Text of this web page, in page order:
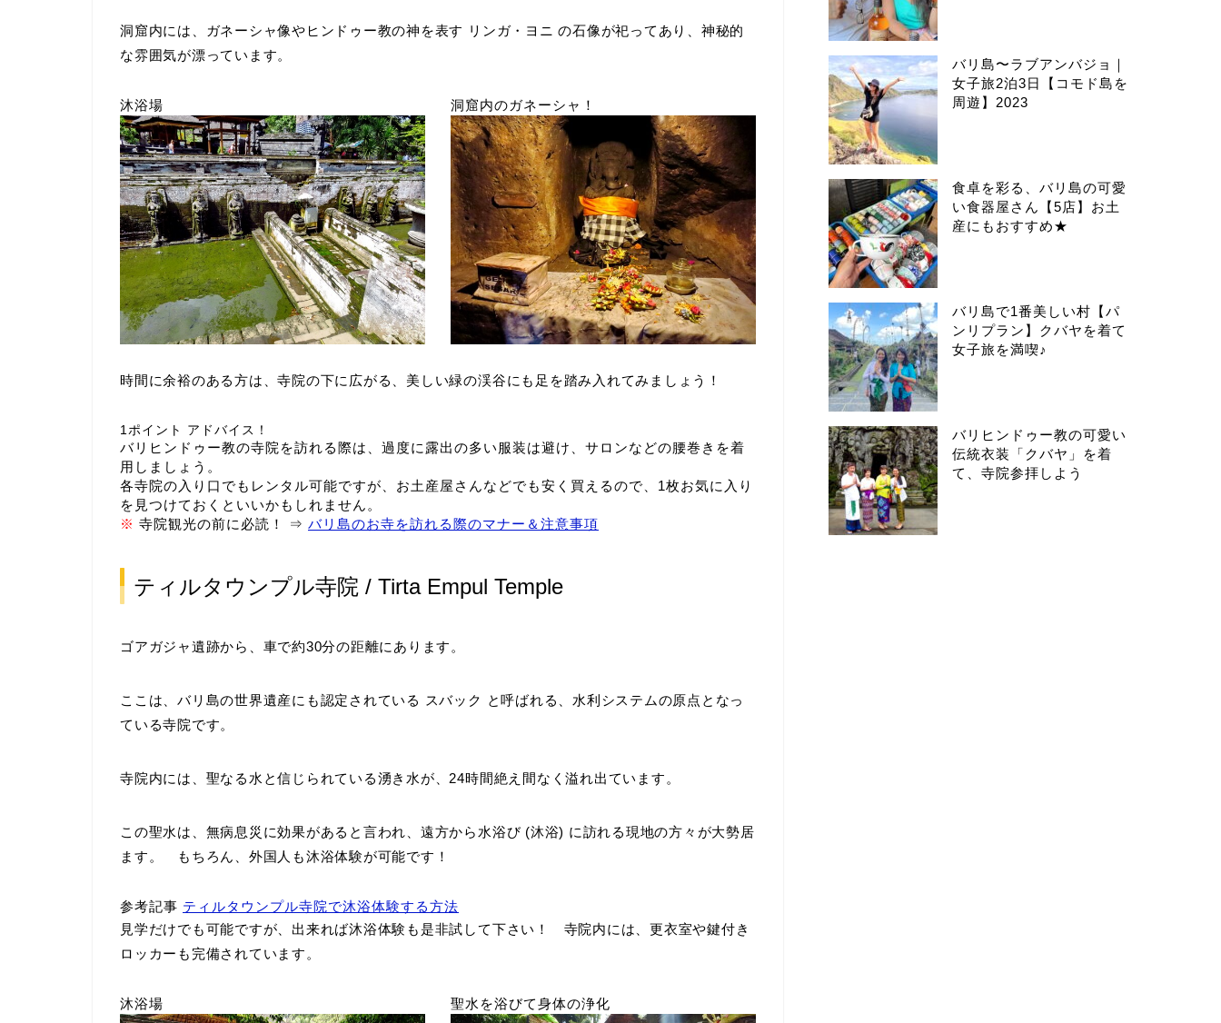
洞窟内には、ガネーシャ像やヒンドゥー教の神を表す リンガ・ヨニ の石像が祀ってあり、神秘的
な雰囲気が漂っています。
沐浴場 洞窟内のガネーシャ！
時間に余裕のある方は、寺院の下に広がる、美しい緑の渓谷にも足を踏み入れてみましょう！
1ポイント アドバイス！
バリヒンドゥー教の寺院を訪れる際は、過度に露出の多い服装は避け、サロンなどの腰巻きを着
用しましょう。
各寺院の入り口でもレンタル可能ですが、お土産屋さんなどでも安く買えるので、1枚お気に入り
を見つけておくといいかもしれません。
※ 寺院観光の前に必読！ ⇒ バリ島のお寺を訪れる際のマナー＆注意事項
ティルタウンプル寺院 / Tirta Empul Temple
ゴアガジャ遺跡から、車で約30分の距離にあります。
ここは、バリ島の世界遺産にも認定されている スバック と呼ばれる、水利システムの原点となっ
ている寺院です。
寺院内には、聖なる水と信じられている湧き水が、24時間絶え間なく溢れ出ています。
この聖水は、無病息災に効果があると言われ、遠方から水浴び (沐浴) に訪れる現地の方々が大勢居
ます。 もちろん、外国人も沐浴体験が可能です！
参考記事 ティルタウンプル寺院で沐浴体験する方法
見学だけでも可能ですが、出来れば沐浴体験も是非試して下さい！ 寺院内には、更衣室や鍵付き
ロッカーも完備されています。
沐浴場 聖水を浴びて身体の浄化
バリ島〜ラブアンバジョ｜
女子旅2泊3日【コモド島を
周遊】2023
食卓を彩る、バリ島の可愛
い食器屋さん【5店】お土
産にもおすすめ★
バリ島で1番美しい村【パ
ンリプラン】クバヤを着て
女子旅を満喫♪
バリヒンドゥー教の可愛い
伝統衣装「クバヤ」を着
て、寺院参拝しよう